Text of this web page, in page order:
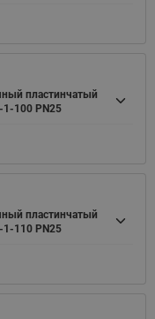
пластинчатый
100 PN25
пластинчатый
110 PN25